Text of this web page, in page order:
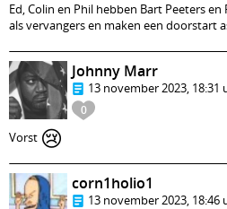
Ed, Colin en Phil hebben Bart Peeters
als vervangers en maken een doorstart
0
Johnny Marr
13 november 2023, 18:31
Vorst 😢
corn1holio1
13 november 2023, 18:46